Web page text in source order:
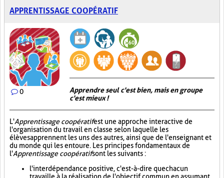
APPRENTISSAGE COOPÉRATIF
0
Apprendre seul c'est bien, mais en groupe
c'est mieux !
L'Apprentissage coopératifest une approche interactive de
l'organisation du travail en classe selon laquelle les
élèves apprennent les uns des autres, ainsi que de l'enseignant et
du monde qui les entoure. Les principes fondamentaux de
l'Apprentissage coopératifsont les suivants :
l'interdépendance positive, c'est-à-dire que chacun